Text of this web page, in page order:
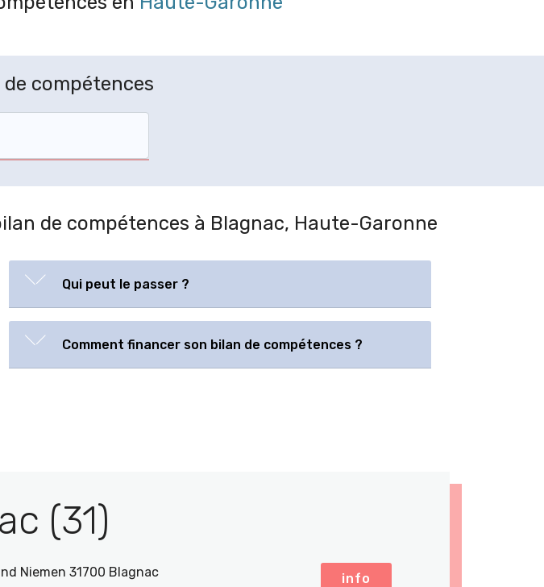
compétences
de compétences à Blagnac, Haute-Garonne
Qui peut le passer ?
Comment financer son bilan de compétences ?
(31)
Niemen 31700 Blagnac info